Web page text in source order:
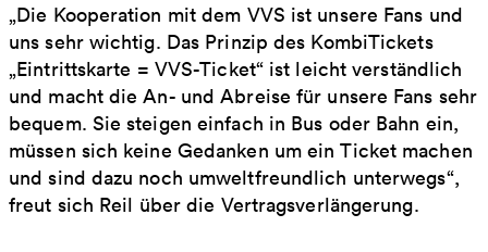
„Die Kooperation mit dem VVS ist unsere Fans und
uns sehr wichtig. Das Prinzip des KombiTickets
„Eintrittskarte = VVS-Ticket“ ist leicht verständlich
und macht die An- und Abreise für unsere Fans sehr
bequem. Sie steigen einfach in Bus oder Bahn ein,
müssen sich keine Gedanken um ein Ticket machen
und sind dazu noch umweltfreundlich unterwegs“,
freut sich Reil über die Vertragsverlängerung.